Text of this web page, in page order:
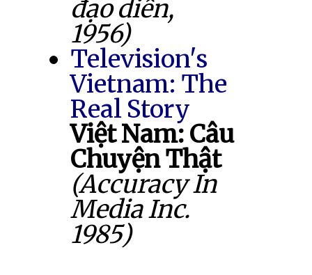
đạo diễn,
1956)
Television's
Vietnam: The
Real Story
Việt Nam: Câu
Chuyện Thật
(Accuracy In
Media Inc.
1985)